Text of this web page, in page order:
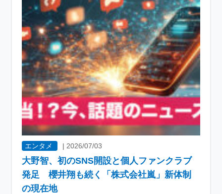
エンタメ | 2026/07/03
大野智、初のSNS開設と個人ファンクラブ
発足 櫻井翔も続く「株式会社嵐」新体制
の現在地